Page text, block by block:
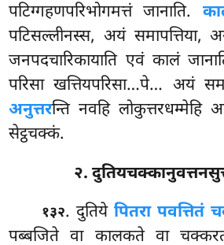
पटिग्गहणपरिभोगमत्तं जानाति.
पटिसल्लीनस्स, अयं समापत्तिया,
जनपदचारिकायाति एवं कालं
परिसा खत्तियपरिसा…पे… अयं
अनुत्तरन्ति नवहि लोकुत्तरधम्मेहि
सेट्ठचक्कं.
२.
१३२. दुतिये पितरा पवत्तितं
पब्बजिते वा कालकते वा